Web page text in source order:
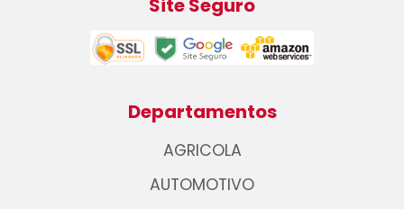
Site Seguro
Departamentos
AGRICOLA
AUTOMOTIVO